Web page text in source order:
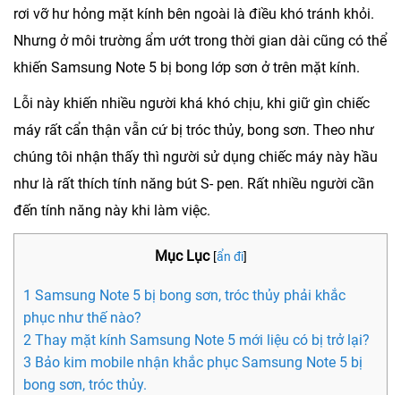
rơi vỡ hư hỏng mặt kính bên ngoài là điều khó tránh khỏi.
Nhưng ở môi trường ẩm ướt trong thời gian dài cũng có thể
khiến Samsung Note 5 bị bong lớp sơn ở trên mặt kính.
Lỗi này khiến nhiều người khá khó chịu, khi giữ gìn chiếc
máy rất cẩn thận vẫn cứ bị tróc thủy, bong sơn. Theo như
chúng tôi nhận thấy thì người sử dụng chiếc máy này hầu
như là rất thích tính năng bút S- pen. Rất nhiều người cần
đến tính năng này khi làm việc.
Mục Lục [ẩn đi]
1 Samsung Note 5 bị bong sơn, tróc thủy phải khắc
phục như thế nào?
2 Thay mặt kính Samsung Note 5 mới liệu có bị trở lại?
3 Bảo kim mobile nhận khắc phục Samsung Note 5 bị
bong sơn, tróc thủy.